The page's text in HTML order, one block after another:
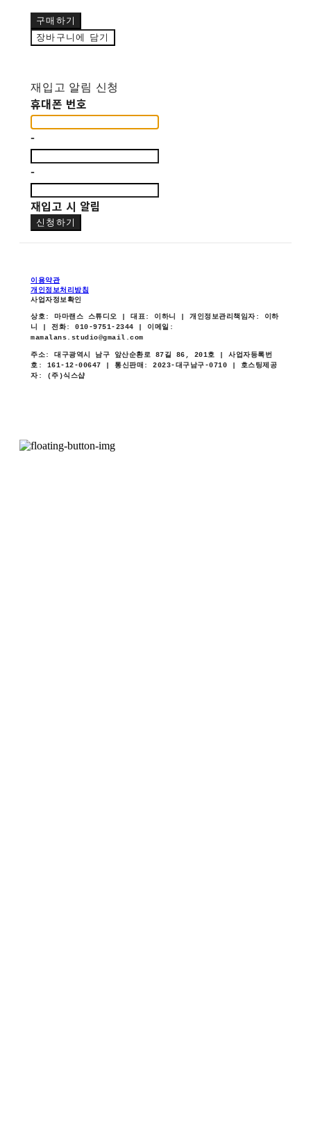
구매하기
장바구니에 담기
재입고 알림 신청
휴대폰 번호
-
-
재입고 시 알림
신청하기
이용약관
개인정보처리방침
사업자정보확인
상호: 마마랜스 스튜디오 | 대표: 이하니 | 개인정보관리책임자: 이하
니 | 전화: 010-9751-2344 | 이메일:
mamalans.studio@gmail.com
주소: 대구광역시 남구 앞산순환로 87길 86, 201호 | 사업자등록번
호: 161-12-00647 | 통신판매: 2023-대구남구-0710 | 호스팅제공
자: (주)식스샵